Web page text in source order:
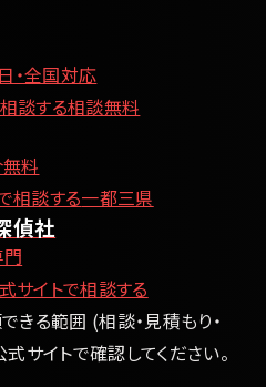
・全国対応
談する相談無料
料
相談する一都三県
偵社
サイトで相談する
きる範囲 (相談・見積もり・
サイトで確認してください。